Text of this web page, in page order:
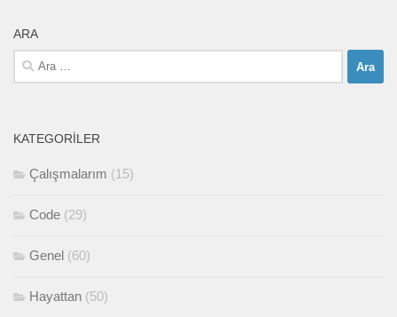
ARA
Arama:
KATEGORILER
Çalışmalarım (15)
Code (29)
Genel (60)
Hayattan (50)